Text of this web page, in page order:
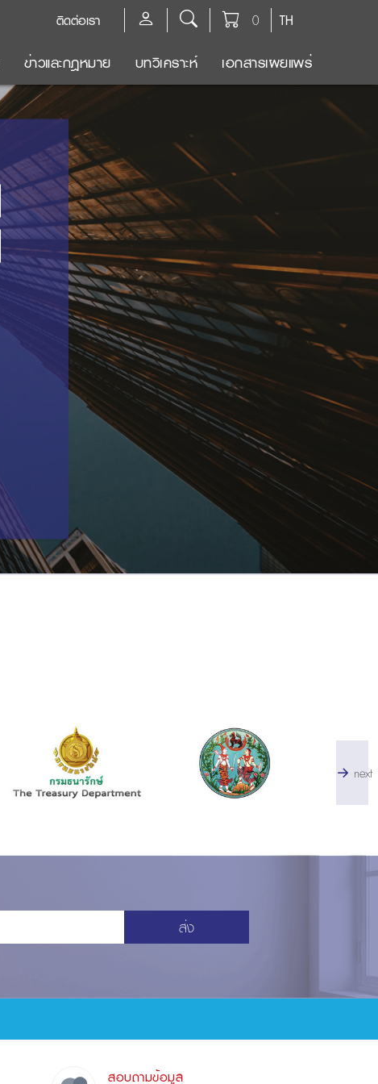
TH
0
ติดต่อเรา
ข่าวและกฎหมาย บทวิเคราะห์ เอกสารเผยแพร่
next
ส่ง
สอบถามข้อมูล